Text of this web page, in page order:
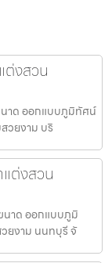
งสวน
าด ออกแบบภูมิทัศน์
วยงาม บริ
ต่งสวน
าด ออกแบบภูมิ
ยงาม นนทบุรี จั